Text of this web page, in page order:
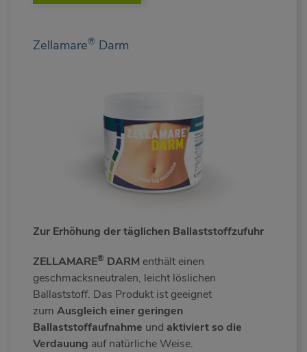
Zellamare® Darm
Zur Erhöhung der täglichen Ballaststoffzufuhr
ZELLAMARE® DARM enthält einen
geschmacksneutralen, leicht löslichen
Ballaststoff. Das Produkt ist geeignet
zum Ausgleich einer geringen
Ballaststoffaufnahme und aktiviert so die
Verdauung auf natürliche Weise.